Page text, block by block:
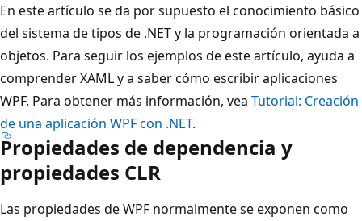
En este artículo se da por supuesto el conocimiento básico
del sistema de tipos de .NET y la programación orientada a
objetos. Para seguir los ejemplos de este artículo, ayuda a
comprender XAML y a saber cómo escribir aplicaciones
WPF. Para obtener más información, vea Tutorial: Creación
de una aplicación WPF con .NET.
Propiedades de dependencia y
propiedades CLR
Las propiedades de WPF normalmente se exponen como